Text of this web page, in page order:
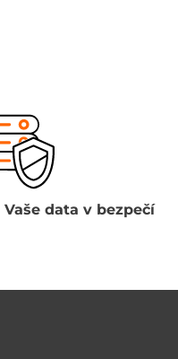
data v bezpečí